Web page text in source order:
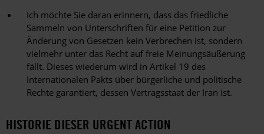
Ich möchte Sie daran erinnern, dass das friedliche
Sammeln von Unterschriften für eine Petition zur
Änderung von Gesetzen kein Verbrechen ist, sondern
vielmehr unter das Recht auf freie Meinungsäußerung
fällt. Dieses wiederum wird in Artikel 19 des
Internationalen Pakts über bürgerliche und politische
Rechte garantiert, dessen Vertragsstaat der Iran ist.
HISTORIE DIESER URGENT ACTION